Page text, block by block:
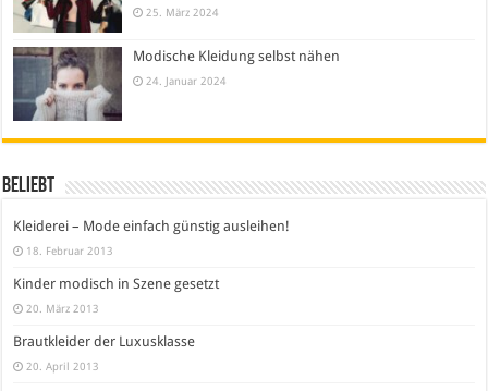
25. März 2024
Modische Kleidung selbst nähen
24. Januar 2024
Beliebt
Kleiderei – Mode einfach günstig ausleihen!
18. Februar 2013
Kinder modisch in Szene gesetzt
20. März 2013
Brautkleider der Luxusklasse
20. April 2013